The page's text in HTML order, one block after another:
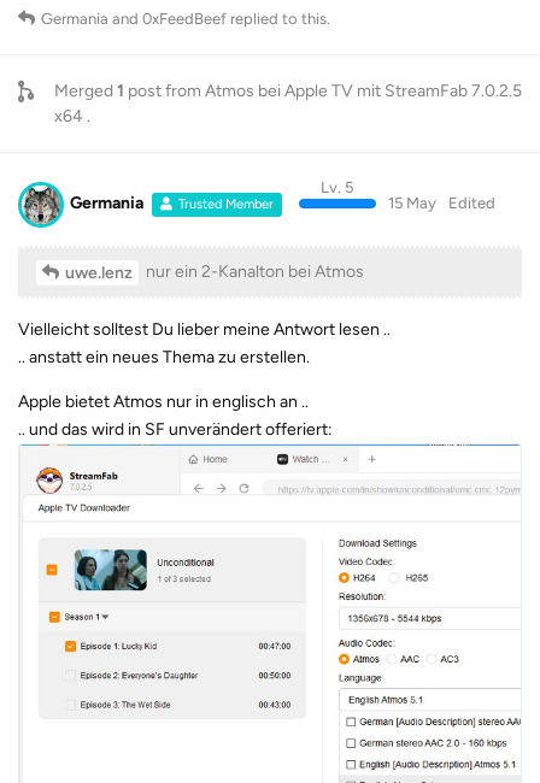
Germania and 0xFeedBeef replied to this.
Merged1 post from Atmos bei Apple TV mit StreamFab 7.0.2.5
x64 .
Germania Trusted Member
Lv. 5
15 May
Edited
uwe.lenz nur ein 2-Kanalton bei Atmos
Vielleicht solltest Du lieber meine Antwort lesen ..
.. anstatt ein neues Thema zu erstellen.
Apple bietet Atmos nur in englisch an ..
.. und das wird in SF unverändert offeriert: